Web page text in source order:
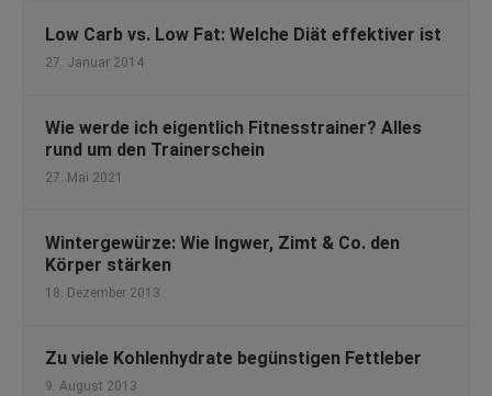
Low Carb vs. Low Fat: Welche Diät effektiver ist
27. Januar 2014
Wie werde ich eigentlich Fitnesstrainer? Alles
rund um den Trainerschein
27. Mai 2021
Wintergewürze: Wie Ingwer, Zimt & Co. den
Körper stärken
18. Dezember 2013
Zu viele Kohlenhydrate begünstigen Fettleber
9. August 2013